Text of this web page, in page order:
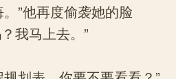
”他再度偷袭她的脸
我马上去。”